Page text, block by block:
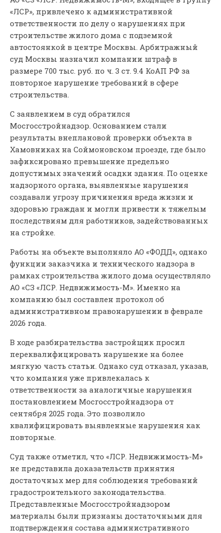
«ЛСР», привлечено к административной
ответственности по делу о нарушениях при
строительстве жилого дома с подземной
автостоянкой в центре Москвы. Арбитражный
суд Москвы назначил компании штраф в
размере 700 тыс. руб. по ч. 3 ст. 9.4 КоАП РФ за
повторное нарушение требований в сфере
строительства.
С заявлением в суд обратился
Мосгосстройнадзор. Основанием стали
результаты внеплановой проверки объекта в
Хамовниках на Соймоновском проезде, где было
зафиксировано превышение предельно
допустимых значений осадки здания. По оценке
надзорного органа, выявленные нарушения
создавали угрозу причинения вреда жизни и
здоровью граждан и могли привести к тяжелым
последствиям для работников, задействованных
на стройке.
Работы на объекте выполняло АО «ФОДД», однако
функции заказчика и технического надзора в
рамках строительства жилого дома осуществляло
АО «СЗ «ЛСР. Недвижимость-М». Именно на
компанию был составлен протокол об
административном правонарушении в феврале
2026 года.
В ходе разбирательства застройщик просил
переквалифицировать нарушение на более
мягкую часть статьи. Однако суд отказал, указав,
что компания уже привлекалась к
ответственности за аналогичные нарушения
постановлением Мосгосстройнадзора от
сентября 2025 года. Это позволило
квалифицировать выявленные нарушения как
повторные.
Суд также отметил, что «ЛСР. Недвижимость-М»
не представила доказательств принятия
достаточных мер для соблюдения требований
градостроительного законодательства.
Представленные Мосгосстройнадзором
материалы были признаны достаточными для
подтверждения состава административного